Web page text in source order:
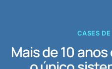
CASES
Mais de 10